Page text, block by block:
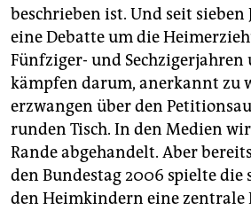
beschrieben ist. Und seit sieben
eine Debatte um die
Fünfziger- und Sechzigerjahren
kämpfen darum, anerkannt zu
erzwangen über den
runden Tisch. In den Medien
Rande abgehandelt. Aber
den Bundestag 2006 spielte die
den Heimkindern eine zentrale